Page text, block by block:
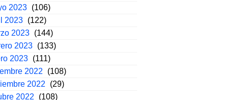
2023 (106)
2023 (122)
2023 (144)
2023 (133)
2023 (111)
2022
(108)
2022
(29)
2022
(108)